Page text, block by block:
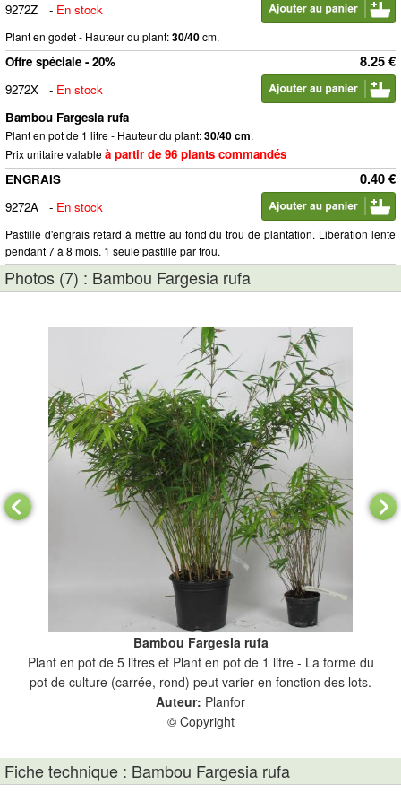
9272Z
- En stock
Plant en godet - Hauteur du plant:30/40cm.
8.25 €
Offre spéciale - 20%
9272X
- En stock
Bambou Fargesia rufa
Plant en pot de 1 litre - Hauteur du plant:30/40 cm.
Prix unitaire valableà partir de 96 plants commandés
0.40 €
ENGRAIS
9272A
- En stock
Pastille d'engrais retard à mettre au fond du trou de plantation. Libération lente
pendant 7 à 8 mois. 1 seule pastille par trou.
Photos (7) : Bambou Fargesia rufa
Bambou Fargesia rufa
Plant en pot de 5 litres et Plant en pot de 1 litre - La forme du
pot de culture (carrée, rond) peut varier en fonction des lots.
Auteur: Planfor
© Copyright
Fiche technique : Bambou Fargesia rufa